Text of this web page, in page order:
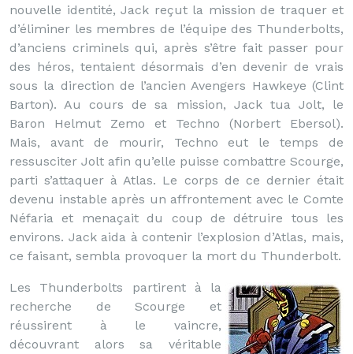
nouvelle identité, Jack reçut la mission de traquer et
d’éliminer les membres de l’équipe des Thunderbolts,
d’anciens criminels qui, après s’être fait passer pour
des héros, tentaient désormais d’en devenir de vrais
sous la direction de l’ancien Avengers Hawkeye (Clint
Barton). Au cours de sa mission, Jack tua Jolt, le
Baron Helmut Zemo et Techno (Norbert Ebersol).
Mais, avant de mourir, Techno eut le temps de
ressusciter Jolt afin qu’elle puisse combattre Scourge,
parti s’attaquer à Atlas. Le corps de ce dernier était
devenu instable après un affrontement avec le Comte
Néfaria et menaçait du coup de détruire tous les
environs. Jack aida à contenir l’explosion d’Atlas, mais,
ce faisant, sembla provoquer la mort du Thunderbolt.
Les Thunderbolts partirent à la
recherche de Scourge et
réussirent à le vaincre,
découvrant alors sa véritable